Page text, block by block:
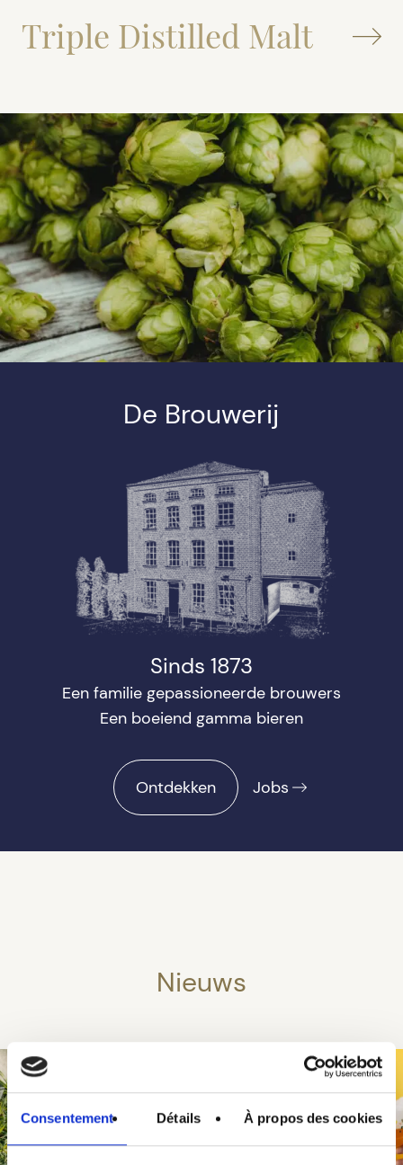
Consentement Détails À propos des cookies
Triple Distilled Malt
De Brouwerij
Sinds 1873
Een familie gepassioneerde brouwers
Een boeiend gamma bieren
Ontdekken Jobs
Nieuws